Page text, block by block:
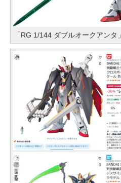
「RG 1/144 ダブルオークアンタ」